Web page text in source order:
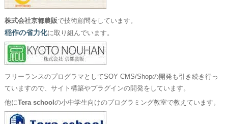
株式会社京都農販で技術顧問をしています。
稲作の省力化に取り組んでいます。
フリーランスのプログラマとしてSOY CMS/Shopの開発も引き続き行っ
ていますので、サイト構築やプラグインの開発をしています。
他にTera school の小中学生向けのプログラミング教室で教えています。